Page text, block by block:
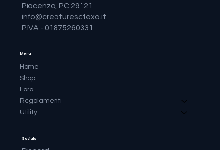
Piacenza, PC 29121
info@creaturesofexo.it
P.IVA - 01875260331
Menu
Home
Shop
Lore
Regolamenti
Utility
Socials